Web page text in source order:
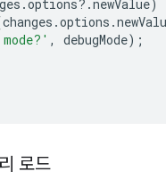
.options? .newValue)
changes .options .
, debugMode);
로드